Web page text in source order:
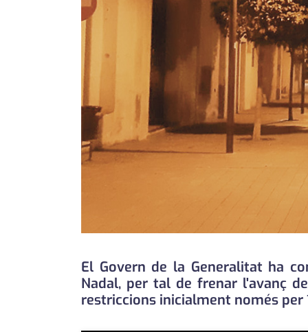
El Govern de la Generalitat ha
Nadal, per tal de frenar l'avanç
restriccions inicialment només per